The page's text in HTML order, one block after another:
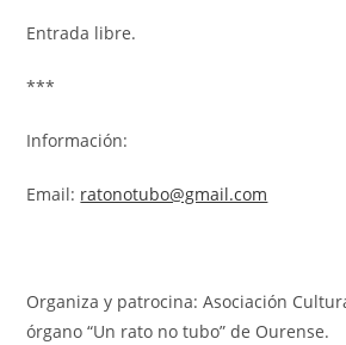
Entrada libre.
***
Información:
Email: ratonotubo@gmail.com
Organiza y patrocina: Asociación
órgano “Un rato no tubo” de Ourense.